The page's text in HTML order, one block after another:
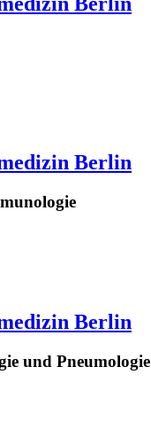
Berlin
Berlin
und Pneumologie